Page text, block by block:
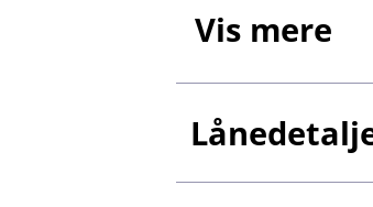
Vis mere